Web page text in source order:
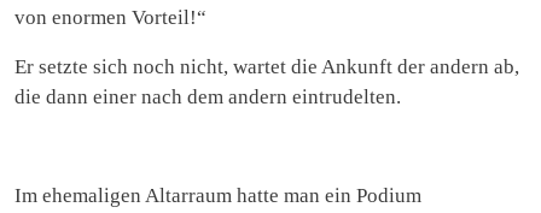
von enormen Vorteil!“
Er setzte sich noch nicht, wartet die Ankunft der andern ab,
die dann einer nach dem andern eintrudelten.
Im ehemaligen Altarraum hatte man ein Podium